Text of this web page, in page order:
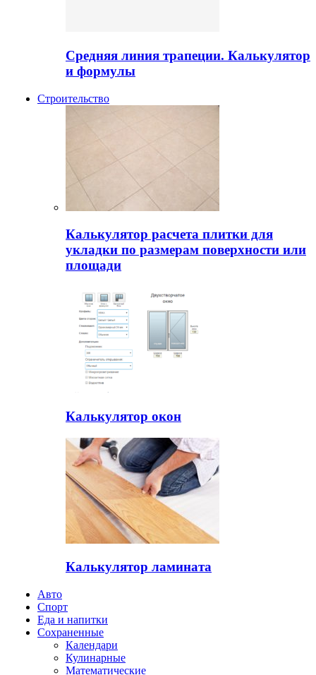
Средняя линия трапеции. Калькулятор
и формулы
Строительство
Калькулятор расчета плитки для
укладки по размерам поверхности или
площади
Калькулятор окон
Калькулятор ламината
Авто
Спорт
Еда и напитки
Сохраненные
Календари
Кулинарные
Математические